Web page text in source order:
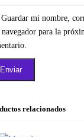
Guardar mi nombre,
navegador para la
relacionados